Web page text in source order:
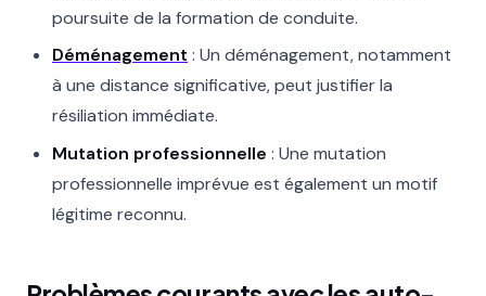
poursuite de la formation de conduite.
Déménagement : Un déménagement, notamment
à une distance significative, peut justifier la
résiliation immédiate.
Mutation professionnelle : Une mutation
professionnelle imprévue est également un motif
légitime reconnu.